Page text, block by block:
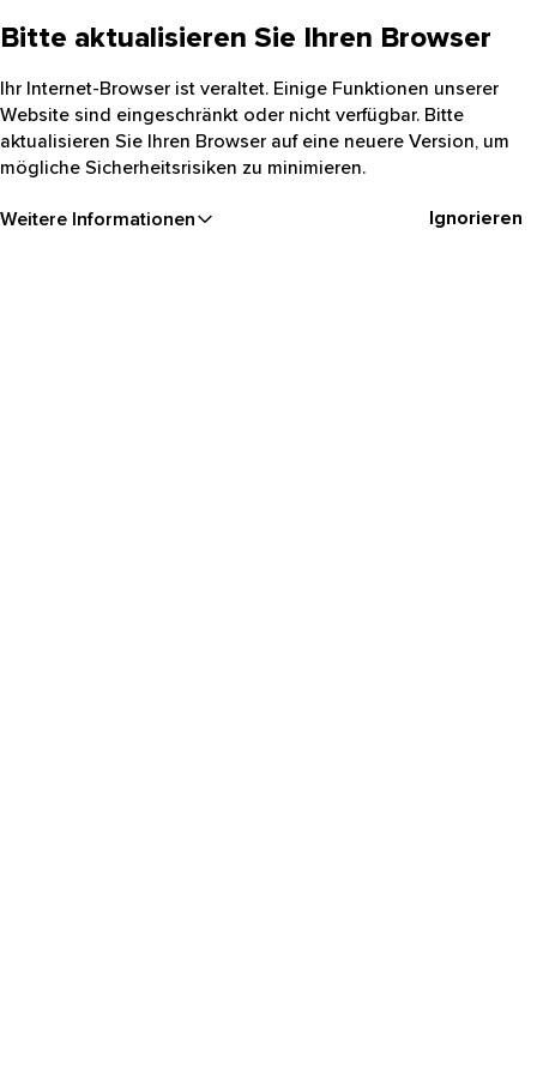
Bitte aktualisieren Sie Ihren Browser
Ihr Internet-Browser ist veraltet. Einige Funktionen unserer
Website sind eingeschränkt oder nicht verfügbar. Bitte
aktualisieren Sie Ihren Browser auf eine neuere Version, um
mögliche Sicherheitsrisiken zu minimieren.
Weitere Informationen Ignorieren